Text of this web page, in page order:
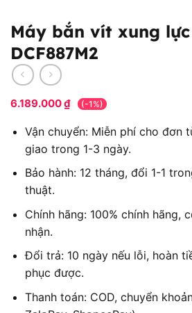
Máy bắn vít xung
DCF887M2
6.189.000₫ (-1%)
Vận chuyển: Miễn phí cho đơn
giao trong 1-3 ngày.
Bảo hành: 12 tháng, đổi 1-1
thuật.
Chính hãng: 100% chính hãng,
nhận.
Đổi trả: 10 ngày nếu lỗi, hoàn
phục được.
Thanh toán: COD, chuyển